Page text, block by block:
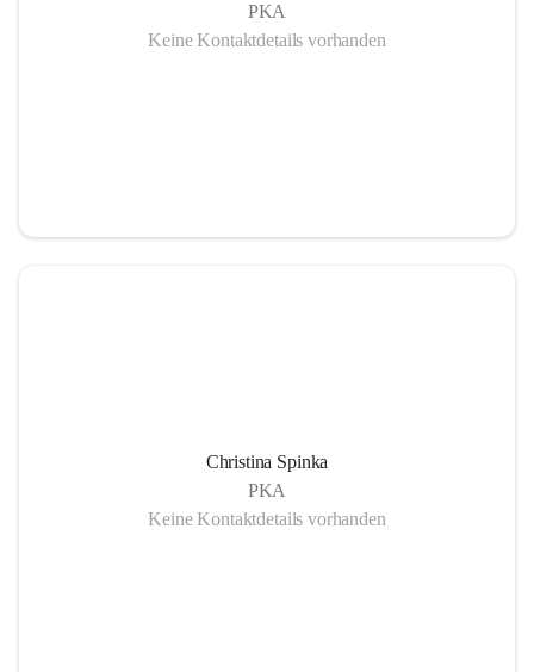
PKA
Keine Kontaktdetails vorhanden
Christina Spinka
PKA
Keine Kontaktdetails vorhanden